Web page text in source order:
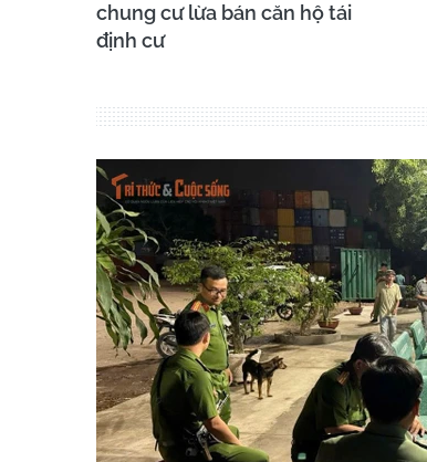
chung cư lừa bán căn hộ tái
định cư